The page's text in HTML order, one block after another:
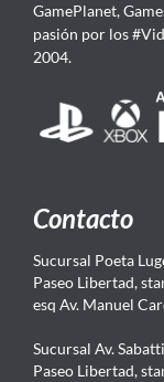
GamePlanet,
pasión por los
2004.
Contacto
Sucursal Poeta
Paseo Libertad,
esq Av. Manuel
Sucursal Av.
Paseo Libertad,